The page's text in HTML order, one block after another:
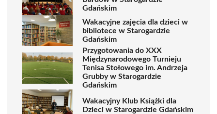
Gdańskim
Wakacyjne zajęcia dla dzieci w
bibliotece w Starogardzie
Gdańskim
Przygotowania do XXX
Międzynarodowego Turnieju
Tenisa Stołowego im. Andrzeja
Grubby w Starogardzie
Gdańskim
Wakacyjny Klub Książki dla
Dzieci w Starogardzie Gdańskim